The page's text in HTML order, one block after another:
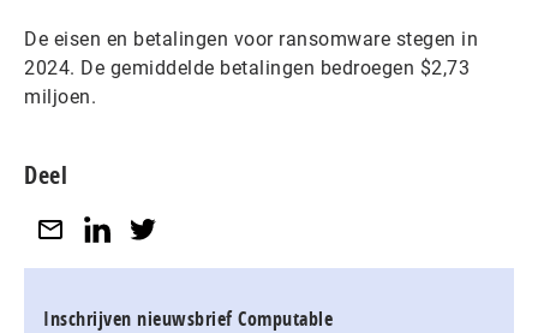
De eisen en betalingen voor ransomware stegen in
2024. De gemiddelde betalingen bedroegen $2,73
miljoen.
Deel
Inschrijven nieuwsbrief Computable